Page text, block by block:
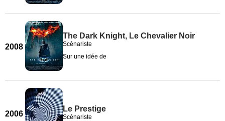
2008
The Dark Knight, Le Chevalier Noir
Scénariste
Sur une idée de
2006
Le Prestige
Scénariste